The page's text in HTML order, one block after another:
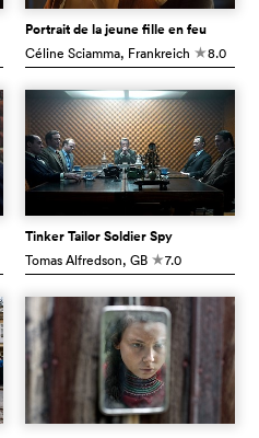
Portrait de la jeune fille en feu
Céline Sciamma, Frankreich c8.0
Tinker Tailor Soldier Spy
Tomas Alfredson, GB c7.0